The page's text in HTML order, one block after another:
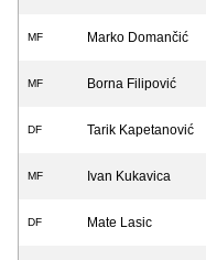
MF Marko Domančić
MF Borna Filipović
DF Tarik Kapetanović
MF Ivan Kukavica
DF Mate Lasic